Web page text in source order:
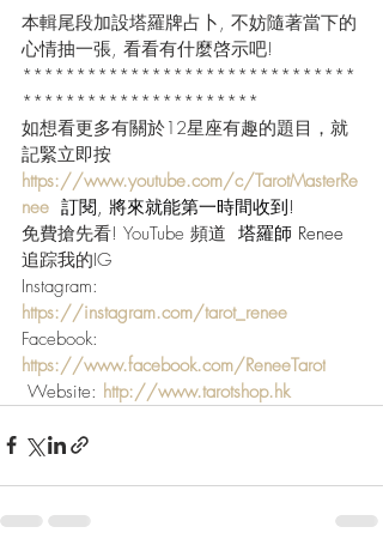
本輯尾段加設塔羅牌占卜, 不妨隨著當下的
心情抽一張, 看看有什麼啓示吧!
*******************************
**********************
如想看更多有關於12星座有趣的題目，就
記緊立即按
https://www.youtube.com/c/TarotMasterRe
nee 訂閱, 將來就能第一時間收到!
免費搶先看! YouTube 頻道 塔羅師 Renee
追踪我的IG
Instagram:
https://instagram.com/tarot_renee
Facebook:
https://www.facebook.com/ReneeTarot
Website: http://www.tarotshop.hk